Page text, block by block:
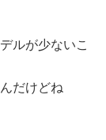
ルが少ないこ
だけどね